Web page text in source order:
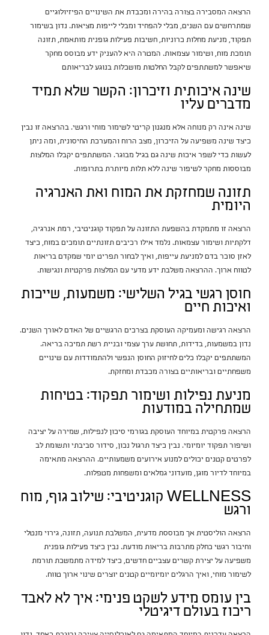
הרצאה המסבירה בצורה בהירה ומכבדת את השינויים הפיזיולוגיים
שמתרחשים עם השנים, מבלי להפחיד ומבלי לייפות מציאות. נדון בשימור
תפקוד, מניעת מחלות כרוניות, חשיבות פעילות גופנית מותאמת, תזונה
תומכת מוח, ושימור עצמאות. המטרה היא להעניק ידע מבוסס מחקר
שיאפשר למשתתפים לקבל החלטות מושכלות בנוגע לבריאותם
שינה איכותית וזיכרון: הקשר שלא תמיד
מדברים עליו
שינה אינה רק מנוחה אלא מנגנון קריטי לשימור מוחי ורגשי. בהרצאה זו נבין
כיצד שינה משפיעה על הזיכרון, מצב הרוח והמערכת החיסונית, ומה ניתן
לעשות כדי לשפר איכות שינה גם בגיל מבוגר. המשתתפים יקבלו המלצות
מבוססות מחקר לשיפור שינה ללא תלות מיותרת בתרופות.
תזונה שמחזקת את המוח ואת האנרגיה
היומית
הרצאה זו מתמקדת בהשפעת התזונה על תפקוד קוגניטיבי, רמת אנרגיה,
דלקתיות ושימור עצמאות. נלמד אילו רכיבים תזונתיים תומכים במוח, כיצד
לאזן סוכר בדם למניעת עייפות, ואיך לבחור תפריט יומי שמקדם בריאות
לטווח ארוך. ההרצאה משלבת ידע מדעי עם המלצות פרקטיות ונגישות.
חוסן רגשי בגיל השלישי: משמעות, שייכות
ואיכות חיים
הרצאה רגישה ומעמיקה העוסקת בצרכים הרגשיים של האדם לאורך השנים.
נדון במשמעות, בדידות, תחושת ערך עצמי ובניית רשת תמיכה בריאה.
המשתתפים יקבלו כלים לחיזוק החוסן הנפשי ולהתמודדות עם שינויים
משפחתיים ובריאותיים בצורה מכבדת ומחזקת.
מניעת נפילות ושימור תפקוד: בטיחות
שמתחילה במודעות
הרצאה פרקטית במיוחד העוסקת בגורמי סיכון לנפילות, שמירה על יציבה
ושיפור תפקוד יומיומי. נבין כיצד תרגול נכון, סידור סביבתי ותשומת לב
לפרטים קטנים יכולים למנוע אירועים משמעותיים. ההרצאה מתאימה
במיוחד לדיור מוגן, מועדוני גמלאים ומשפחות מטפלות.
WELLNESS קוגניטיבי: שילוב גוף, מוח
ורגש
הרצאה הוליסטית אך מבוססת מדעית, המשלבת תנועה, תזונה, גירוי מנטלי
וחיבור רגשי כחלק מתרבות בריאות מודעת. נבין כיצד פעילות גופנית
משפיעה על יצירת קשרים עצביים חדשים, כיצד למידה מתמשכת תורמת
לשימור מוחי, ואיך הרגלים יומיומיים קטנים יוצרים שינוי ארוך טווח.
בין עומס מידע לשקט פנימי: איך לא לאבד
ריכוז בעולם דיגיטלי